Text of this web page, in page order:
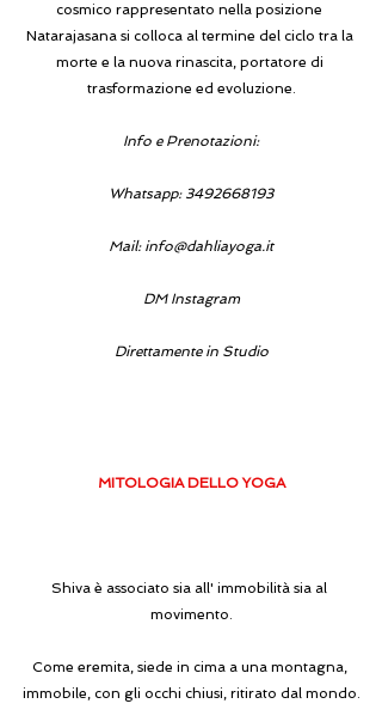
cosmico rappresentato nella posizione
Natarajasana si colloca al termine del ciclo tra la
morte e la nuova rinascita, portatore di
trasformazione ed evoluzione.
Info e Prenotazioni:
Whatsapp: 3492668193
Mail: info@dahliayoga.it
DM Instagram
Direttamente in Studio
MITOLOGIA DELLO YOGA
Shiva è associato sia all' immobilità sia al
movimento.
Come eremita, siede in cima a una montagna,
immobile, con gli occhi chiusi, ritirato dal mondo.